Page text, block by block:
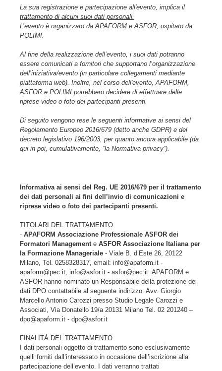
La sua registrazione e partecipazione all'evento, implica il
trattamento di alcuni suoi dati personali.
L’evento è organizzato da APAFORM e ASFOR, ospitato da
POLIMI.
Al fine della realizzazione dell’evento, i suoi dati potranno
essere comunicati a fornitori che supportano l’organizzazione
dell’iniziativa/evento (in particolare collegamenti mediante
piattaforma web). Inoltre, nel corso dell'evento, APAFORM,
ASFOR e POLIMI potrebbero decidere di effettuare delle
riprese video o foto dei partecipanti presenti.
Di seguito vengono rese le seguenti informative ai sensi del
Regolamento Europeo 2016/679 (detto anche GDPR) e del
decreto legislativo 196/2003, per quanto ancora applicabile (da
qui in poi, cumulativamente, “la Normativa privacy”).
Informativa ai sensi del Reg. UE 2016/679 per il trattamento
dei dati personali ai fini dell’invio di comunicazioni e
riprese video o foto dei partecipanti presenti.
TITOLARI DEL TRATTAMENTO
- APAFORM Associazione Professionale ASFOR dei
Formatori Management e ASFOR Associazione Italiana per
la Formazione Manageriale - Viale B. d’Este 26, 20122
Milano, Tel. 0258328317, email: info@apaform.it -
apaform@pec.it, info@asfor.it - asfor@pec.it. APAFORM e
ASFOR hanno nominato un Responsabile della protezione dei
dati DPO contattabile al seguente indirizzo: Avv. Giorgio
Marcello Antonio Carozzi presso Studio Legale Carozzi e
Associati, Via Donatello 19/a 20131 Milano Tel. 02 201240 –
dpo@apaform.it - dpo@asfor.it
FINALITÀ DEL TRATTAMENTO
I dati personali oggetto di trattamento sono esclusivamente
quelli forniti dall’interessato in occasione dell’iscrizione alla
partecipazione dell’evento. I dati verranno trattati